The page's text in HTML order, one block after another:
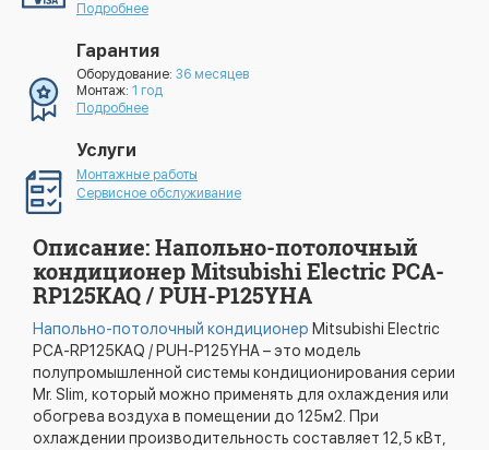
Подробнее
Гарантия
Оборудование: 36 месяцев
Монтаж: 1 год
Подробнее
Услуги
Монтажные работы
Сервисное обслуживание
Описание: Напольно-потолочный
кондиционер Mitsubishi Electric PCA-
RP125KAQ / PUH-P125YHA
Напольно-потолочный кондиционер Mitsubishi Electric
PCA-RP125KAQ / PUH-P125YHA – это модель
полупромышленной системы кондиционирования серии
Mr. Slim, который можно применять для охлаждения или
обогрева воздуха в помещении до 125м2. При
охлаждении производительность составляет 12,5 кВт,